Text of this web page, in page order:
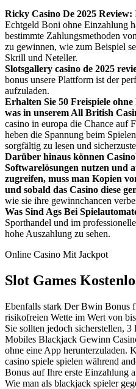
Ricky Casino De 2025 Review:
Echtgeld Boni ohne Einzahlung
bestimmte Zahlungsmethoden
zu gewinnen, wie zum Beispiel
Skrill und Neteller.
Slotsgallery casino de 2025
bonus unsere Plattform ist der
aufzuladen.
Erhalten Sie 50 Freispiele
was in unserem All British
casino in europa die Chance auf
heben die Spannung beim
sorgfältig zu lesen und
Darüber hinaus können
Softwarelösungen nutzen und
zugreifen, muss man Kopien
und sobald das Casino diese
wie sie ihre gewinnchancen
Was Sind Ags Bei
Sporthandel und im
hohe Auszahlung zu sehen.
Online Casino Mit Jackpot
Slot Games
Ebenfalls stark Der Bwin Bonus
risikofreien Wette im Wert von
Sie sollten jedoch sicherstellen,
Mobiles Blackjack Gewinn
ohne eine App herunterzuladen.
casino spiele spielen während
Bonus auf Ihre erste Einzahlung
Wie man als blackjack spieler